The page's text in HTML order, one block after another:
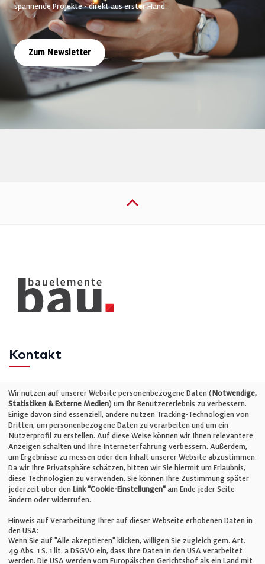
spannende Projekte - direkt aus erster Hand.
Zum Newsletter
Kontakt
Telefon: +49 (0)711 2585563-0
E-Mail:info@bauelemente-bau.eu
Unternehmen
Impressum
Cookie-Einstellungen
Wir nutzen auf unserer Website personenbezogene Daten (Notwendige,
Statistiken & Externe Medien) um Ihr Benutzererlebnis zu verbessern.
Einige davon sind essenziell, andere nutzen Tracking-Technologien von
Dritten, um personenbezogene Daten zu verarbeiten und um ein
Nutzerprofil zu erstellen. Auf diese Weise können wir Ihnen relevantere
Anzeigen schalten und Ihre Interneterfahrung verbessern. Außerdem,
um Ergebnisse zu messen oder den Inhalt unserer Website abzustimmen.
Da wir Ihre Privatsphäre schätzen, bitten wir Sie hiermit um Erlaubnis,
diese Technologien zu verwenden. Sie können Ihre Zustimmung später
jederzeit über den Link "Cookie-Einstellungen" am Ende jeder Seite
ändern oder widerrufen.
Hinweis auf Verarbeitung Ihrer auf dieser Webseite erhobenen Daten in
den USA:
Wenn Sie auf "Alle akzeptieren" klicken, willigen Sie zugleich gem. Art.
49 Abs. 1 S. 1 lit. a DSGVO ein, dass Ihre Daten in den USA verarbeitet
werden. Die USA werden vom Europäischen Gerichtshof als ein Land mit